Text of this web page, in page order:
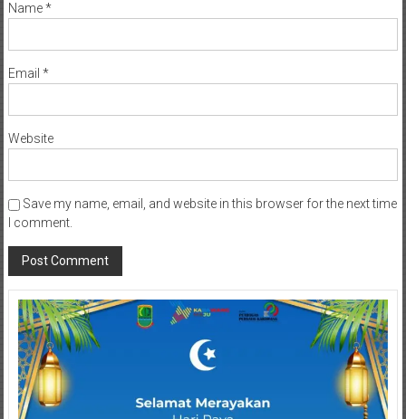
Name*
Email *
Website
Save my name, email, and website in this browser for the next time
I comment.